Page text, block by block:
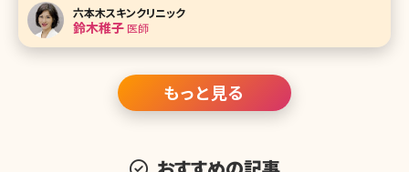
し、独自にブレンドした薬剤も使用しているとのこと。 医師を
目指した経緯、美容に対す
六本木スキンクリニック
鈴木稚子医師
もっと見る